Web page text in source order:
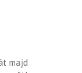
majd